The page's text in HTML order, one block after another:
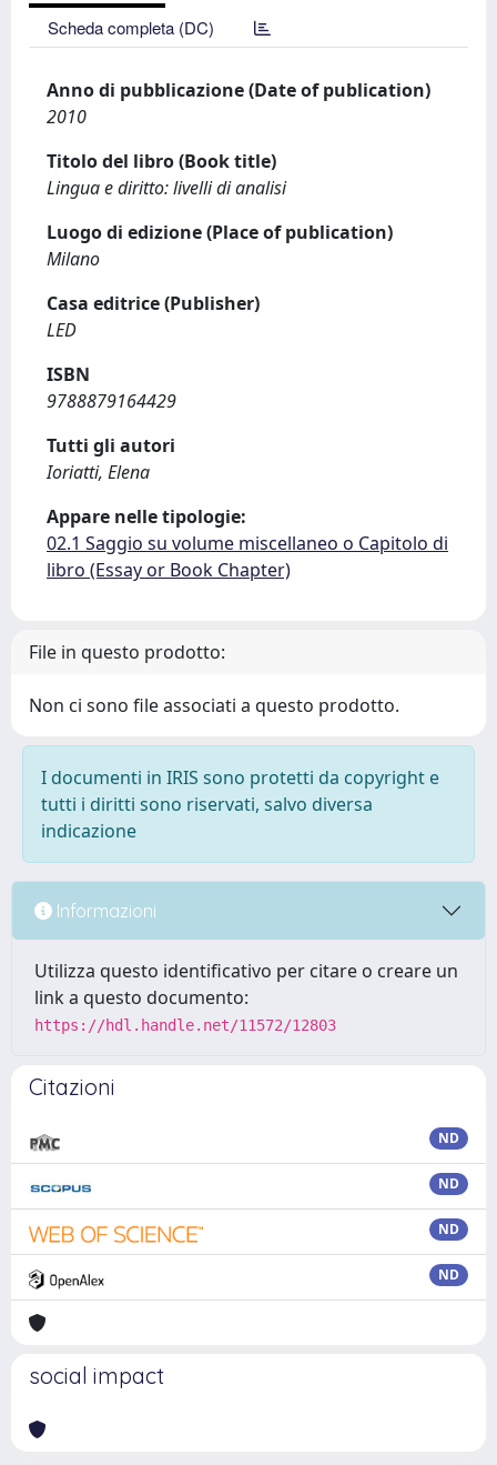
Scheda completa (DC)
Anno di pubblicazione (Date of publication)
2010
Titolo del libro (Book title)
Lingua e diritto: livelli di analisi
Luogo di edizione (Place of publication)
Milano
Casa editrice (Publisher)
LED
ISBN
9788879164429
Tutti gli autori
Ioriatti, Elena
Appare nelle tipologie:
02.1 Saggio su volume miscellaneo o Capitolo di
libro (Essay or Book Chapter)
File in questo prodotto:
Non ci sono file associati a questo prodotto.
I documenti in IRIS sono protetti da copyright e
tutti i diritti sono riservati, salvo diversa
indicazione
Informazioni
Utilizza questo identificativo per citare o creare un
link a questo documento:
https://hdl.handle.net/11572/12803
Citazioni
ND
ND
ND
ND
social impact